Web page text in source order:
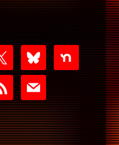
bluesky nextdoor
mail